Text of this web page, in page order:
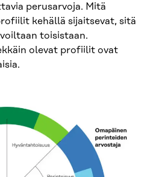
perusarvoja. Mitä
kehällä sijaitsevat, sitä
toisistaan.
olevat profiilit ovat